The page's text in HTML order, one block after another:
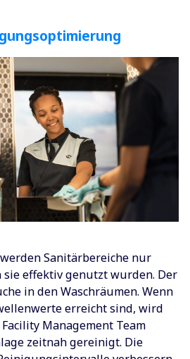
Sanitärbereiche nur
effektiv genutzt wurden. Der
in den Waschräumen. Wenn
erreicht sind, wird
Management Team
zeitnah gereinigt. Die